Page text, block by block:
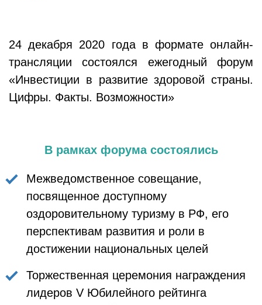
24 декабря 2020 года в формате онлайн-
трансляции состоялся ежегодный форум
«Инвестиции в развитие здоровой страны.
Цифры. Факты. Возможности»
В рамках форума состоялись
Межведомственное совещание,
посвященное доступному
оздоровительному туризму в РФ, его
перспективам развития и роли в
достижении национальных целей
Торжественная церемония награждения
лидеров V Юбилейного рейтинга